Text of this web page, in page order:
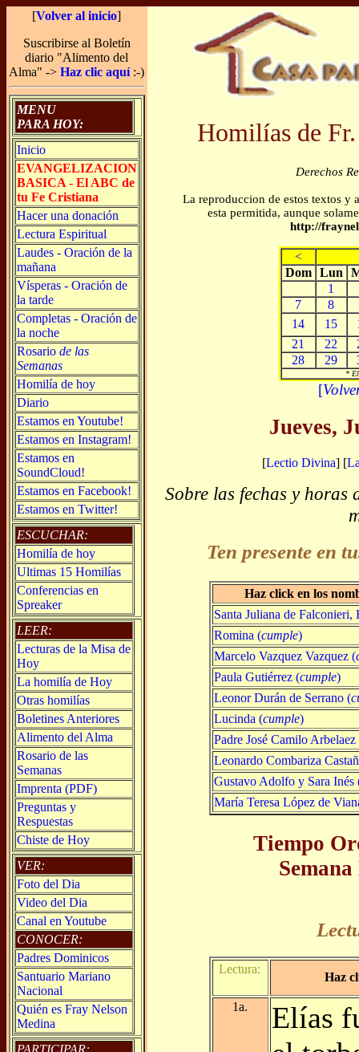
[Volver al inicio]
Suscribirse al Boletín
diario "Alimento del
Alma" ->Haz clic aquí:-)
MENU
PARA HOY:
Inicio
EVANGELIZACION
BASICA - El ABC de
tu Fe Cristiana
Hacer una donación
Lectura Espiritual
Laudes - Oración de la
mañana
Vísperas - Oración de
la tarde
Completas - Oración de
la noche
Rosario de las
Semanas
Homilía de hoy
Diario
Estamos en Youtube!
Estamos en Instagram!
Estamos en
SoundCloud!
Estamos en Facebook!
Estamos en Twitter!
ESCUCHAR:
Homilía de hoy
Ultimas 15 Homilías
Conferencias en
Spreaker
LEER:
Lecturas de la Misa de
Hoy
La homilía de Hoy
Otras homilías
Boletines Anteriores
Alimento del Alma
Rosario de las
Semanas
Imprenta (PDF)
Preguntas y
Respuestas
Chiste de Hoy
VER:
Foto del Dia
Video del Dia
Canal en Youtube
CONOCER:
Padres Dominicos
Santuario Mariano
Nacional
Quién es Fray Nelson
Medina
PARTICIPAR:
Homilías de
Derechos
La reproduccion de estos textos y
esta permitida, aunque
http://
<
Dom Lun
1
7
8
14
15
21
22
28
29
*
[
Jueves,
[Lectio Divina] [
Sobre las fechas y horas
Ten presente en
Haz click en los
Santa Juliana de Falconieri,
Romina (cumple)
Marcelo Vazquez Vazquez (
Paula Gutiérrez (cumple)
Leonor Durán de Serrano (
Lucinda (cumple)
Padre José Camilo
Leonardo Combariza
Gustavo Adolfo y Sara Inés
María Teresa López de
Tiempo
Lectura:
Haz
1a.
Elías